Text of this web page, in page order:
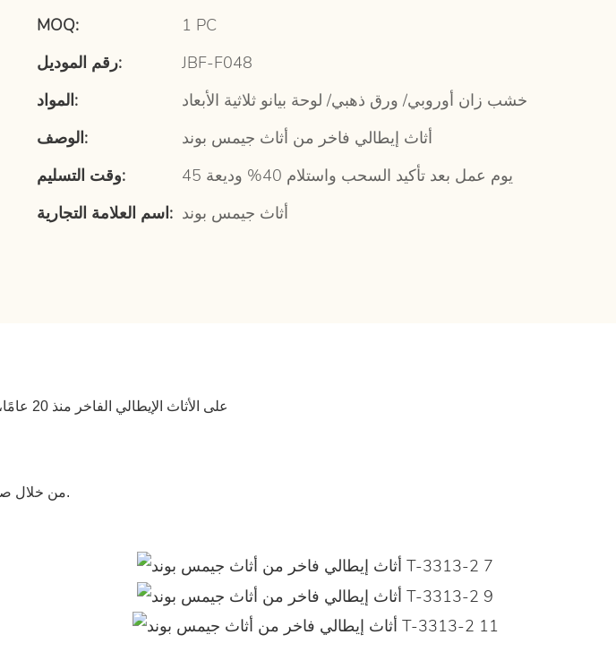
MOQ:
1 PC
رقم الموديل:
JBF-F048
المواد:
خشب زان أوروبي/ ورق ذهبي/ لوحة بيانو ثلاثية الأبعاد
الوصف:
أثاث إيطالي فاخر من أثاث جيمس بوند
وقت التسليم:
45 يوم عمل بعد تأكيد السحب واستلام 40% وديعة
اسم العلامة التجارية: أثاث جيمس بوند
من خلال صنع كل قطعة من الأثاث الكلاسيكي كعمل فني، فإننا لا ننتج أثاثًا كلاسيكيًا فحسب، بل نصنع التاريخ أيضًا.